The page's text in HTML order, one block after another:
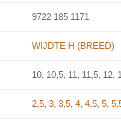
9722 185 1171
WIJDTE H (BREED)
10, 10,5, 11, 11,5, 12,
2,5,3,3,5,4,4,5,5,